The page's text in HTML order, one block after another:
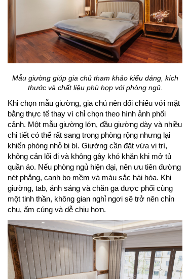
Mẫu giường giúp gia chủ tham khảo kiểu dáng, kích
thước và chất liệu phù hợp với phòng ngủ.
Khi chọn mẫu giường, gia chủ nên đối chiếu với mặt
bằng thực tế thay vì chỉ chọn theo hình ảnh phối
cảnh. Một mẫu giường lớn, đầu giường dày và nhiều
chi tiết có thể rất sang trong phòng rộng nhưng lại
khiến phòng nhỏ bị bí. Giường cần đặt vừa vị trí,
không cản lối đi và không gây khó khăn khi mở tủ
quần áo. Nếu phòng ngủ hiện đại, nên ưu tiên đường
nét phẳng, cạnh bo mềm và màu sắc hài hòa. Khi
giường, tab, ánh sáng và chăn ga được phối cùng
một tinh thần, không gian nghỉ ngơi sẽ trở nên chỉn
chu, ấm cúng và dễ chịu hơn.